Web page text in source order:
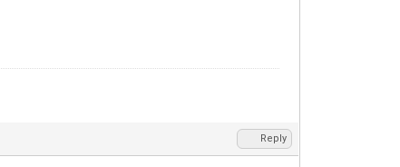
Reply